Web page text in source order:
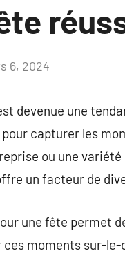
6, 2024
devenue une
capturer les
ou une
un facteur de
une fête permet
moments sur-